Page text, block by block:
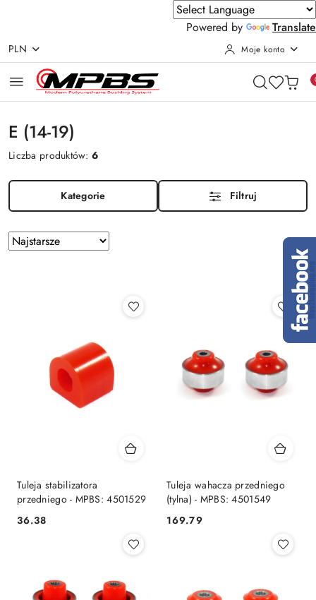
Powered by
Translate
Przejdź do treści głównej
Przejdź do wyszukiwarki
Przejdź do moje konto
Przejdź do menu głównego
Przejdź do stopki
PLN Moje konto
E (14-19)
Liczba produktów:6
Kategorie Filtruj
Zastosowano
sortowanie:
Sortuj
według
Tuleja stabilizatora
przedniego - MPBS: 4501529
Cena:
36.38
Tuleja wahacza przedniego
(tylna) - MPBS: 4501549
Cena:
169.79